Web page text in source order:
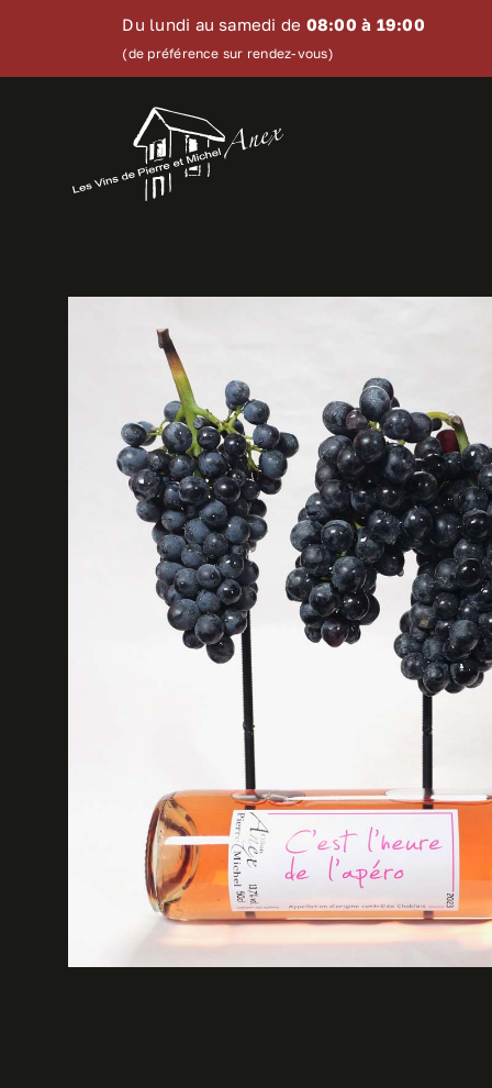
content
Du lundi au samedi de 08:00 à 19:00
(de préférence sur rendez-vous)